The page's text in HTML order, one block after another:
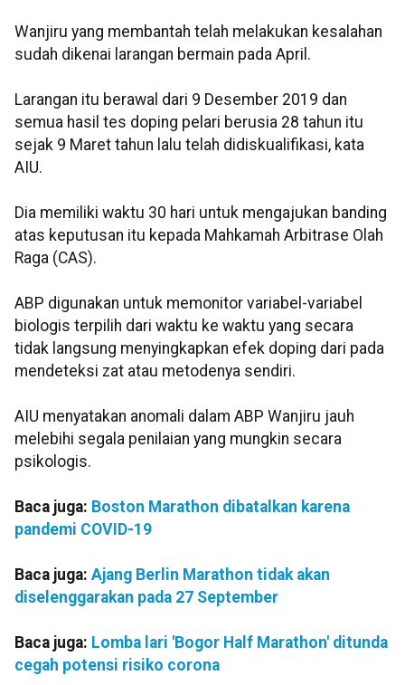
Wanjiru yang membantah telah melakukan kesalahan
sudah dikenai larangan bermain pada April.
Larangan itu berawal dari 9 Desember 2019 dan
semua hasil tes doping pelari berusia 28 tahun itu
sejak 9 Maret tahun lalu telah didiskualifikasi, kata
AIU.
Dia memiliki waktu 30 hari untuk mengajukan banding
atas keputusan itu kepada Mahkamah Arbitrase Olah
Raga (CAS).
ABP digunakan untuk memonitor variabel-variabel
biologis terpilih dari waktu ke waktu yang secara
tidak langsung menyingkapkan efek doping dari pada
mendeteksi zat atau metodenya sendiri.
AIU menyatakan anomali dalam ABP Wanjiru jauh
melebihi segala penilaian yang mungkin secara
psikologis.
Baca juga: Boston Marathon dibatalkan karena
pandemi COVID-19
Baca juga: Ajang Berlin Marathon tidak akan
diselenggarakan pada 27 September
Baca juga: Lomba lari 'Bogor Half Marathon' ditunda
cegah potensi risiko corona